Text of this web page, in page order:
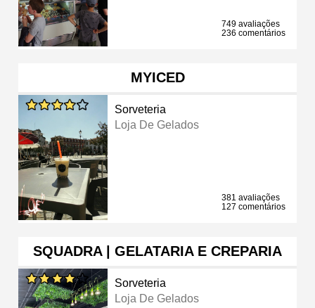
749 avaliações
236 comentários
MYICED
Sorveteria
Loja De Gelados
381 avaliações
127 comentários
SQUADRA | GELATARIA E CREPARIA
Sorveteria
Loja De Gelados